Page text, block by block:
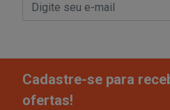
Cadastre-se para
ofertas!